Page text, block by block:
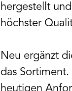
hergestellt
höchster
Neu ergänzt
das Sortiment.
heutigen